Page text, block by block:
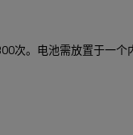
。电池需放置于一